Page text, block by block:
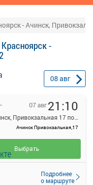
- Ачинск,
-
08 авг
07 авг21:10
Ачинск, Привокзальная 17 пом 2
Ачинск Привокзальная,17
Подробнее
о маршруте
Выбрать